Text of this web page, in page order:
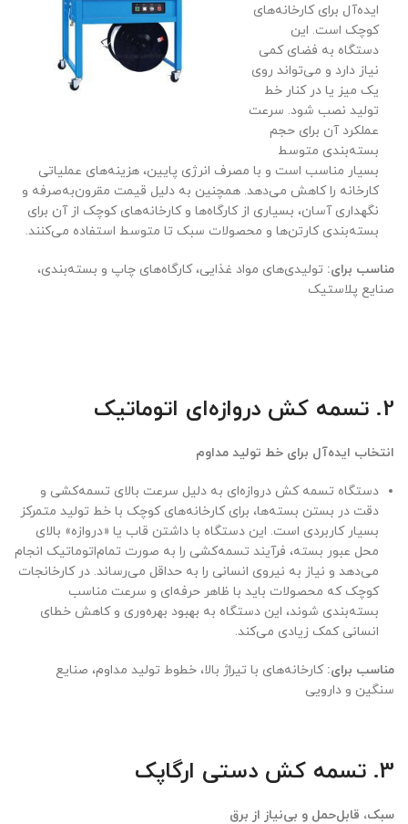
ایده‌آل برای کارخانه‌های
کوچک است. این
دستگاه به فضای کمی
نیاز دارد و می‌تواند روی
یک میز یا در کنار خط
تولید نصب شود. سرعت
عملکرد آن برای حجم
بسته‌بندی متوسط
بسیار مناسب است و با مصرف انرژی پایین، هزینه‌های عملیاتی
کارخانه را کاهش می‌دهد. همچنین به دلیل قیمت مقرون‌به‌صرفه و
نگهداری آسان، بسیاری از کارگاه‌ها و کارخانه‌های کوچک از آن برای
بسته‌بندی کارتن‌ها و محصولات سبک تا متوسط استفاده می‌کنند.
مناسب برای: تولیدی‌های مواد غذایی، کارگاه‌های چاپ و بسته‌بندی،
صنایع پلاستیک
2. تسمه کش دروازه‌ای اتوماتیک
انتخاب ایده‌آل برای خط تولید مداوم
دستگاه تسمه کش دروازه‌ای به دلیل سرعت بالای تسمه‌کشی و
دقت در بستن بسته‌ها، برای کارخانه‌های کوچک با خط تولید متمرکز
بسیار کاربردی است. این دستگاه با داشتن قاب یا «دروازه» بالای
محل عبور بسته، فرآیند تسمه‌کشی را به صورت تمام‌اتوماتیک انجام
می‌دهد و نیاز به نیروی انسانی را به حداقل می‌رساند. در کارخانجات
کوچک که محصولات باید با ظاهر حرفه‌ای و سرعت مناسب
بسته‌بندی شوند، این دستگاه به بهبود بهره‌وری و کاهش خطای
انسانی کمک زیادی می‌کند.
مناسب برای: کارخانه‌های با تیراژ بالا، خطوط تولید مداوم، صنایع
سنگین و دارویی
3. تسمه کش دستی ارگاپک
سبک، قابل‌حمل و بی‌نیاز از برق